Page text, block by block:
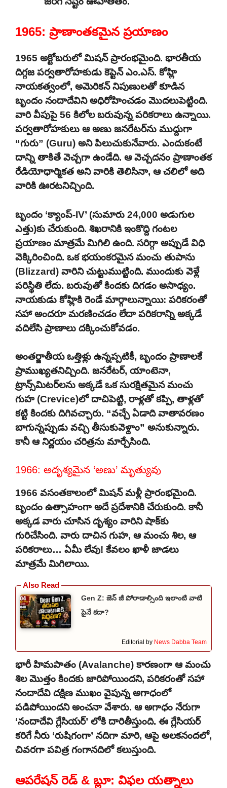
1965: ప్రాణాంతకమైన ప్రయాణం
1965 అక్టోబరులో మిషన్ ప్రారంభమైంది. భారతీయ
దిగ్గజ పర్వతారోహకుడు కెప్టెన్ ఎం.ఎస్. కోహ్లి
నాయకత్వంలో, అమెరికన్ నిపుణులతో కూడిన
బృందం నందాదేవిని అధిరోహించడం మొదలుపెట్టింది.
వారి వీపుపై 56 కిలోల బరువున్న పరికరాలు ఉన్నాయి.
పర్వతారోహకులు ఆ అణు జనరేటర్‌ను ముద్దుగా
“గురు” (Guru) అని పిలుచుకునేవారు. ఎందుకంటే
దాన్ని తాకితే వెచ్చగా ఉండేది. ఆ వెచ్చదనం ప్రాణాంతక
రేడియోధార్మికత అని వారికి తెలిసినా, ఆ చలిలో అది
వారికి ఊరటనిచ్చింది.
బృందం ‘క్యాంప్-IV’ (సుమారు 24,000 అడుగుల
ఎత్తు)కు చేరుకుంది. శిఖరానికి ఇంకొద్ది గంటల
ప్రయాణం మాత్రమే మిగిలి ఉంది. సరిగ్గా అప్పుడే విధి
వెక్కిరించింది. ఒక భయంకరమైన మంచు తుపాను
(Blizzard) వారిని చుట్టుముట్టింది. ముందుకు వెళ్లే
పరిస్థితి లేదు. బరువుతో కిందకు దిగడం అసాధ్యం.
నాయకుడు కోహ్లికి రెండే మార్గాలున్నాయి: పరికరంతో
సహా అందరూ మరణించడం లేదా పరికరాన్ని అక్కడే
వదిలేసి ప్రాణాలు దక్కించుకోవడం.
అంతర్జాతీయ ఒత్తిళ్లు ఉన్నప్పటికీ, బృందం ప్రాణాలకే
ప్రాముఖ్యతనిచ్చింది. జనరేటర్, యాంటెనా,
ట్రాన్స్‌మిటర్‌లను అక్కడే ఒక సురక్షితమైన మంచు
గుహ (Crevice)లో దాచిపెట్టి, రాళ్లతో కప్పి, తాళ్లతో
కట్టి కిందకు దిగివచ్చారు. “వచ్చే ఏడాది వాతావరణం
బాగున్నప్పుడు వచ్చి తీసుకువెళ్దాం” అనుకున్నారు.
కానీ ఆ నిర్ణయం చరిత్రను మార్చేసింది.
1966: అదృశ్యమైన ‘అణు’ మృత్యువు
1966 వసంతకాలంలో మిషన్ మళ్లీ ప్రారంభమైంది.
బృందం ఉత్సాహంగా అదే ప్రదేశానికి చేరుకుంది. కానీ
అక్కడ వారు చూసిన దృశ్యం వారిని షాక్‌కు
గురిచేసింది. వారు దాచిన గుహ, ఆ మంచు శిల, ఆ
పరికరాలు… ఏమీ లేవు! కేవలం ఖాళీ జాడలు
మాత్రమే మిగిలాయి.
Gen Z: జెన్ జీ పోరాడాల్సింది ఇలాంటి వాటి
పైనే కదా?
Editorial by News Dabba Team
భారీ హిమపాతం (Avalanche) కారణంగా ఆ మంచు
శిల మొత్తం కిందకు జారిపోయిందని, పరికరంతో సహా
నందాదేవి దక్షిణ ముఖం వైపున్న అగాధంలో
పడిపోయిందని అంచనా వేశారు. ఆ అగాధం నేరుగా
‘నందాదేవి గ్లేసియర్’ లోకి దారితీస్తుంది. ఈ గ్లేసియర్
కరిగే నీరు ‘రుషిగంగా’ నదిగా మారి, ఆపై అలకనందలో,
చివరగా పవిత్ర గంగానదిలో కలుస్తుంది.
ఆపరేషన్ రెడ్ & బ్లూ: విఫల యత్నాలు